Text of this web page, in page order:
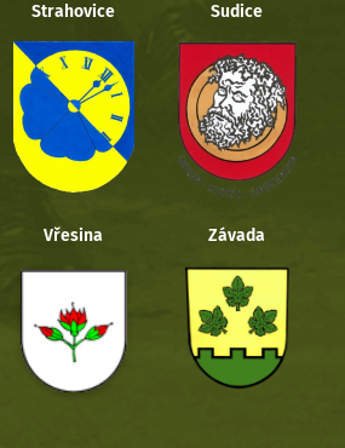
Strahovice Sudice
Vřesina Závada